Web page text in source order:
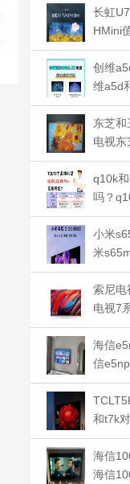
长虹
HMini
创维
维a5d
东芝和
电视东
q10k
吗？
小米
米
索尼电
电视7
海信
信
和t7k
海信
海信